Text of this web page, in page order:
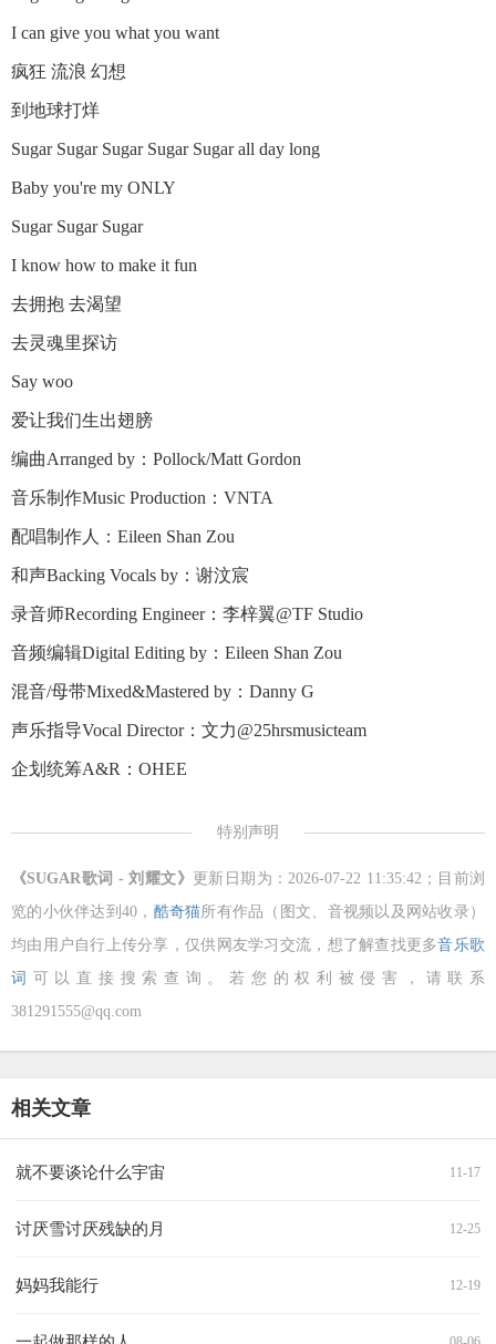
I can give you what you want
疯狂 流浪 幻想
到地球打烊
Sugar Sugar Sugar Sugar Sugar all day long
Baby you're my ONLY
Sugar Sugar Sugar
I know how to make it fun
去拥抱 去渴望
去灵魂里探访
Say woo
爱让我们生出翅膀
编曲Arranged by：Pollock/Matt Gordon
音乐制作Music Production：VNTA
配唱制作人：Eileen Shan Zou
和声Backing Vocals by：谢汶宸
录音师Recording Engineer：李梓翼@TF Studio
音频编辑Digital Editing by：Eileen Shan Zou
混音/母带Mixed&Mastered by：Danny G
声乐指导Vocal Director：文力@25hrsmusicteam
企划统筹A&R：OHEE
特别声明
《SUGAR歌词 - 刘耀文》 更新日期为：2026-07-22 11:35:42；目前浏
览的小伙伴达到 40， 酷奇猫 所有作品（图文、音视频以及网站收录）
均由用户自行上传分享，仅供网友学习交流，想了解查找更多音乐歌
词 可以直接搜索查询。若您的权利被侵害，请联系
381291555@qq.com
相关文章
11-17
就不要谈论什么宇宙
12-25
讨厌雪讨厌残缺的月
12-19
妈妈我能行